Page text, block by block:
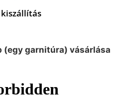
kiszállítás
garnitúra) vásárlása